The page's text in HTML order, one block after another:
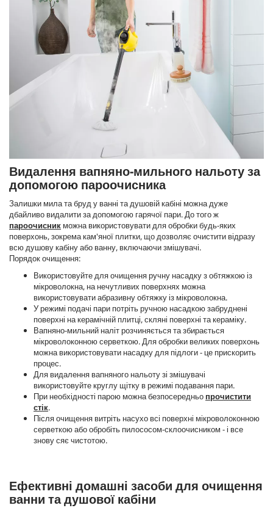
Видалення вапняно-мильного нальоту за
допомогою пароочисника
Залишки мила та бруд у ванні та душовій кабіні можна дуже
дбайливо видалити за допомогою гарячої пари. До того ж
пароочисник можна використовувати для обробки будь-яких
поверхонь, зокрема кам'яної плитки, що дозволяє очистити відразу
всю душову кабіну або ванну, включаючи змішувачі.
Порядок очищення:
Використовуйте для очищення ручну насадку з обтяжкою із
мікроволокна, на нечутливих поверхнях можна
використовувати абразивну обтяжку із мікроволокна.
У режимі подачі пари потріть ручною насадкою забруднені
поверхні на керамічній плитці, скляні поверхні та кераміку.
Вапняно-мильний наліт розчиняється та збирається
мікроволоконною серветкою. Для обробки великих поверхонь
можна використовувати насадку для підлоги - це прискорить
процес.
Для видалення вапняного нальоту зі змішувачі
використовуйте круглу щітку в режимі подавання пари.
При необхідності парою можна безпосередньо прочистити
стік.
Після очищення витріть насухо всі поверхні мікроволоконною
серветкою або обробіть пилососом-склоочисником - і все
знову сяє чистотою.
Ефективні домашні засоби для очищення
ванни та душової кабіни